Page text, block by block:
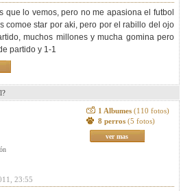
que lo vemos, pero no me apasiona el futbol
comoe star por aki, pero por el rabillo del ojo
muchos millones y mucha gomina pero
partido y 1-1
1 Albumes (110 fotos)
8 perros (5 fotos)
ver mas
23:55